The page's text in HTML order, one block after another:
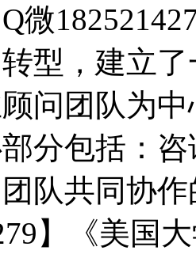
微
型，建立
问团队为
分包括：
队共同协
】《美国